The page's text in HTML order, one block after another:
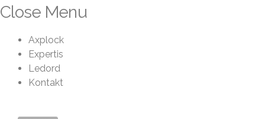
Skip
to
content
Close Menu
Axplock
Expertis
Ledord
Kontakt